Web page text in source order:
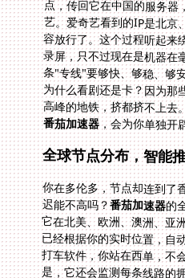
高峰的地铁，挤都挤不上去
番茄加速器，会为你单独开
全球节点分布，智能
你在多伦多，节点却连到了
迟能不高吗？番茄加速器的
它在
已经
打车
是，
在刷
你毫